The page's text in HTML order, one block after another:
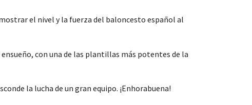
el nivel y la fuerza del baloncesto español al
ensueño, con una de las plantillas más potentes de la
la lucha de un gran equipo. ¡Enhorabuena!